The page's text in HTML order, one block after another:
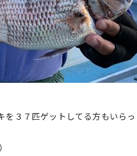
３７匹ゲットしてる方もいらっ